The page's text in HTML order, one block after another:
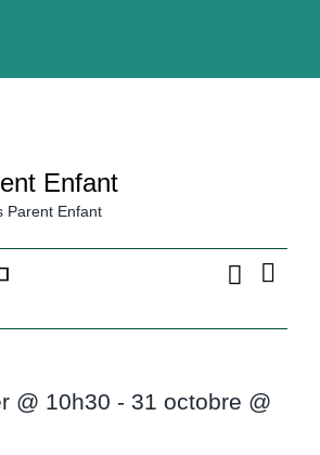
Enfant
Parent Enfant
et
de
Liste
@ 10h30 - 31 octobre @